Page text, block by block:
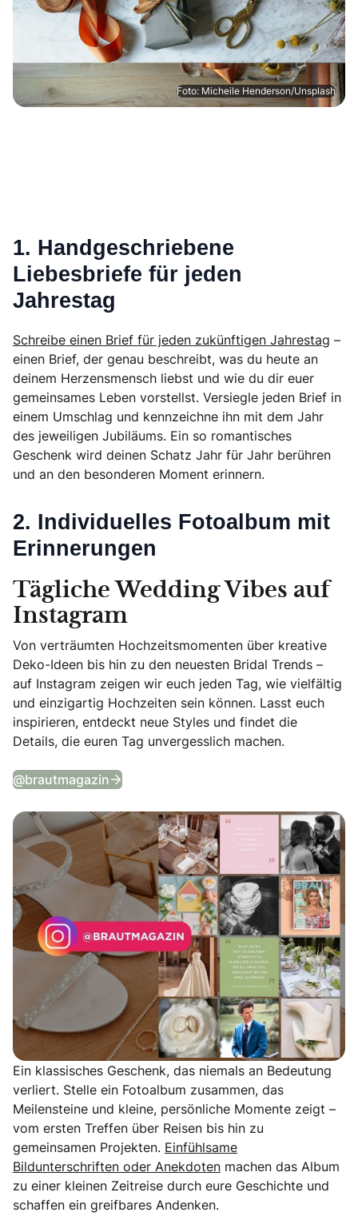
Foto: Micheile Henderson/Unsplash
1. Handgeschriebene
Liebesbriefe für jeden
Jahrestag
Schreibe einen Brief für jeden zukünftigen Jahrestag –
einen Brief, der genau beschreibt, was du heute an
deinem Herzensmensch liebst und wie du dir euer
gemeinsames Leben vorstellst. Versiegle jeden Brief in
einem Umschlag und kennzeichne ihn mit dem Jahr
des jeweiligen Jubiläums. Ein so romantisches
Geschenk wird deinen Schatz Jahr für Jahr berühren
und an den besonderen Moment erinnern.
2. Individuelles Fotoalbum mit
Erinnerungen
Tägliche Wedding Vibes auf
Instagram
Von verträumten Hochzeitsmomenten über kreative
Deko-Ideen bis hin zu den neuesten Bridal Trends –
auf Instagram zeigen wir euch jeden Tag, wie vielfältig
und einzigartig Hochzeiten sein können. Lasst euch
inspirieren, entdeckt neue Styles und findet die
Details, die euren Tag unvergesslich machen.
@brautmagazin Tägliche Wedding Vibes auf Instagram
Ein klassisches Geschenk, das niemals an Bedeutung
verliert. Stelle ein Fotoalbum zusammen, das
Meilensteine und kleine, persönliche Momente zeigt –
vom ersten Treffen über Reisen bis hin zu
gemeinsamen Projekten. Einfühlsame
Bildunterschriften oder Anekdoten machen das Album
zu einer kleinen Zeitreise durch eure Geschichte und
schaffen ein greifbares Andenken.